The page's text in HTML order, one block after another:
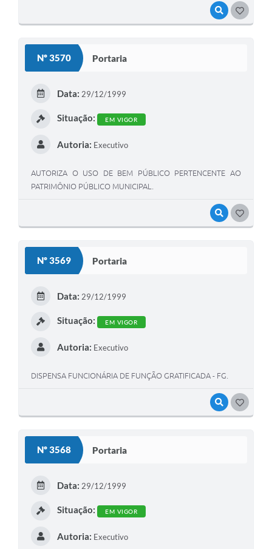
VISUALIZAR
Nº 3570 Portaria
VISUALIZAR
Data: 29/12/1999
Situação: EM VIGOR
Autoria: Executivo
AUTORIZA O USO DE BEM PÚBLICO PERTENCENTE AO
PATRIMÔNIO PÚBLICO MUNICIPAL.
Nº 3569 Portaria
VISUALIZAR
Data: 29/12/1999
Situação: EM VIGOR
Autoria: Executivo
DISPENSA FUNCIONÁRIA DE FUNÇÃO GRATIFICADA - FG.
Nº 3568 Portaria
Data: 29/12/1999
Situação: EM VIGOR
Autoria: Executivo